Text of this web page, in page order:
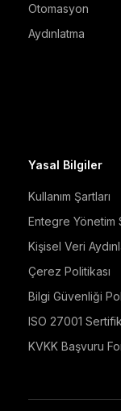
Otomasyon
Aydınlatma
Yasal Bilgiler
Kullanım Şartları
Entegre Yönetim
Kişisel Veri
Çerez Politikası
Bilgi Güvenliği
ISO 27001
KVKK Başvuru